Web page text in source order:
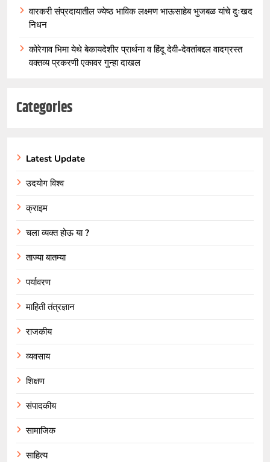
वारकरी संप्रदायातील ज्येष्ठ भाविक लक्ष्मण भाऊसाहेब भुजबळ यांचे दुःखद
निधन
कोरेगाव भिमा येथे बेकायदेशीर प्रार्थना व हिंदू देवी-देवतांबद्दल वादग्रस्त
वक्तव्य प्रकरणी एकावर गुन्हा दाखल
Categories
Latest Update
उदयोग विश्व
क्राइम
चला व्यक्त होऊ या ?
ताज्या बातम्या
पर्यावरण
माहिती तंत्रज्ञान
राजकीय
व्यवसाय
शिक्षण
संपादकीय
सामाजिक
साहित्य